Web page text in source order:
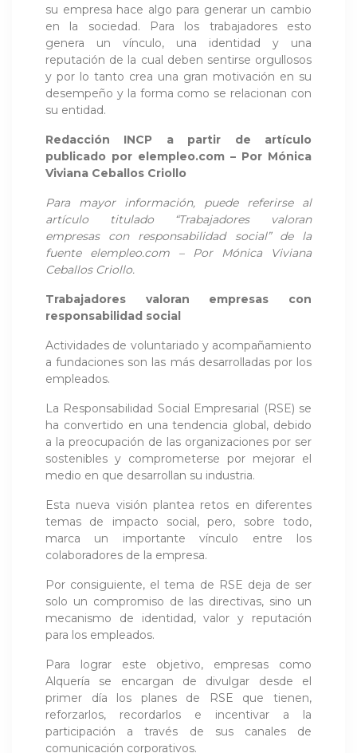
su empresa hace algo para generar un cambio
en la sociedad. Para los trabajadores esto
genera un vínculo, una identidad y una
reputación de la cual deben sentirse orgullosos
y por lo tanto crea una gran motivación en su
desempeño y la forma como se relacionan con
su entidad.
Redacción INCP a partir de artículo
publicado por elempleo.com – Por Mónica
Viviana Ceballos Criollo
Para mayor información, puede referirse al
artículo titulado “Trabajadores valoran
empresas con responsabilidad social” de la
fuente elempleo.com – Por Mónica Viviana
Ceballos Criollo.
Trabajadores valoran empresas con
responsabilidad social
Actividades de voluntariado y acompañamiento
a fundaciones son las más desarrolladas por los
empleados.
La Responsabilidad Social Empresarial (RSE) se
ha convertido en una tendencia global, debido
a la preocupación de las organizaciones por ser
sostenibles y comprometerse por mejorar el
medio en que desarrollan su industria.
Esta nueva visión plantea retos en diferentes
temas de impacto social, pero, sobre todo,
marca un importante vínculo entre los
colaboradores de la empresa.
Por consiguiente, el tema de RSE deja de ser
solo un compromiso de las directivas, sino un
mecanismo de identidad, valor y reputación
para los empleados.
Para lograr este objetivo, empresas como
Alquería se encargan de divulgar desde el
primer día los planes de RSE que tienen,
reforzarlos, recordarlos e incentivar a la
participación a través de sus canales de
comunicación corporativos.